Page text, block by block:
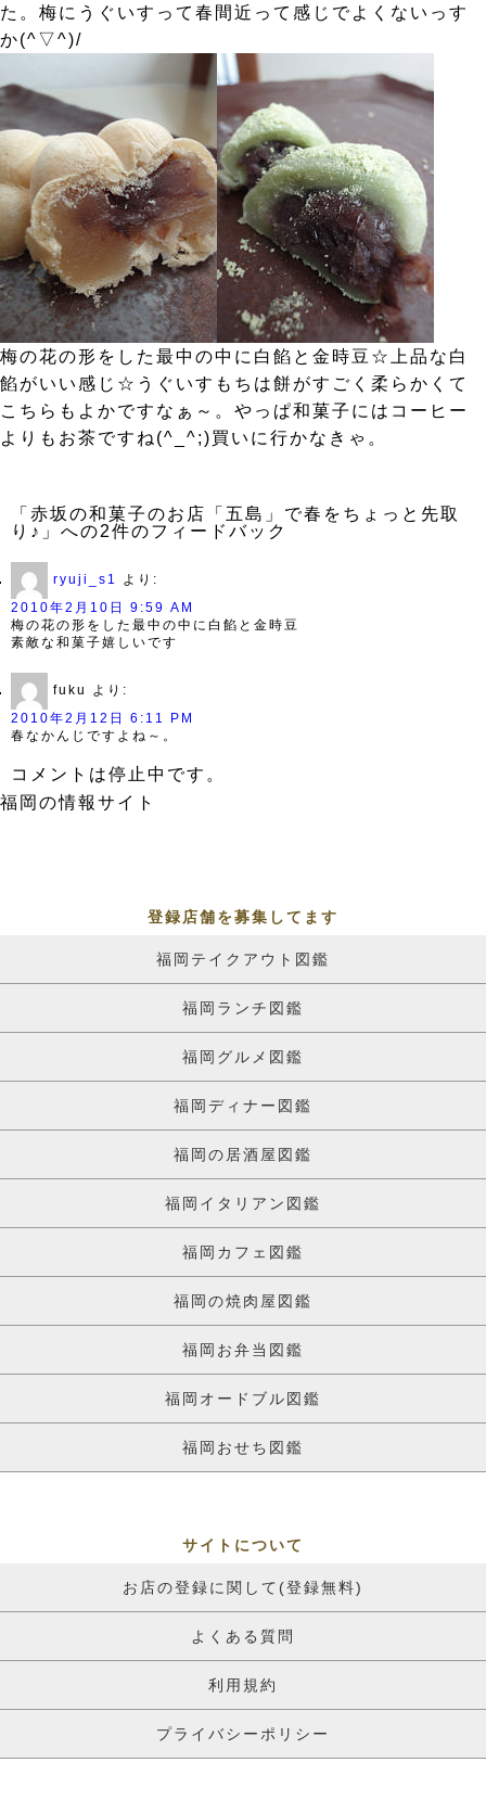
た。梅にうぐいすって春間近って感じでよくないっす
か(^▽^)/
梅の花の形をした最中の中に白餡と金時豆☆上品な白
餡がいい感じ☆うぐいすもちは餅がすごく柔らかくて
こちらもよかですなぁ～。やっぱ和菓子にはコーヒー
よりもお茶ですね(^_^;)買いに行かなきゃ。
「赤坂の和菓子のお店「五島」で春をちょっと先取
り♪」への2件のフィードバック
ryuji_s1
より:
2010年2月10日 9:59 AM
梅の花の形をした最中の中に白餡と金時豆
素敵な和菓子嬉しいです
fuku
より:
2010年2月12日 6:11 PM
春なかんじですよね～。
コメントは停止中です。
福岡の情報サイト
登録店舗を募集してます
福岡テイクアウト図鑑
福岡ランチ図鑑
福岡グルメ図鑑
福岡ディナー図鑑
福岡の居酒屋図鑑
福岡イタリアン図鑑
福岡カフェ図鑑
福岡の焼肉屋図鑑
福岡お弁当図鑑
福岡オードブル図鑑
福岡おせち図鑑
サイトについて
お店の登録に関して(登録無料)
よくある質問
利用規約
プライバシーポリシー